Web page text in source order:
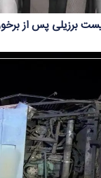
برزیلی پس از